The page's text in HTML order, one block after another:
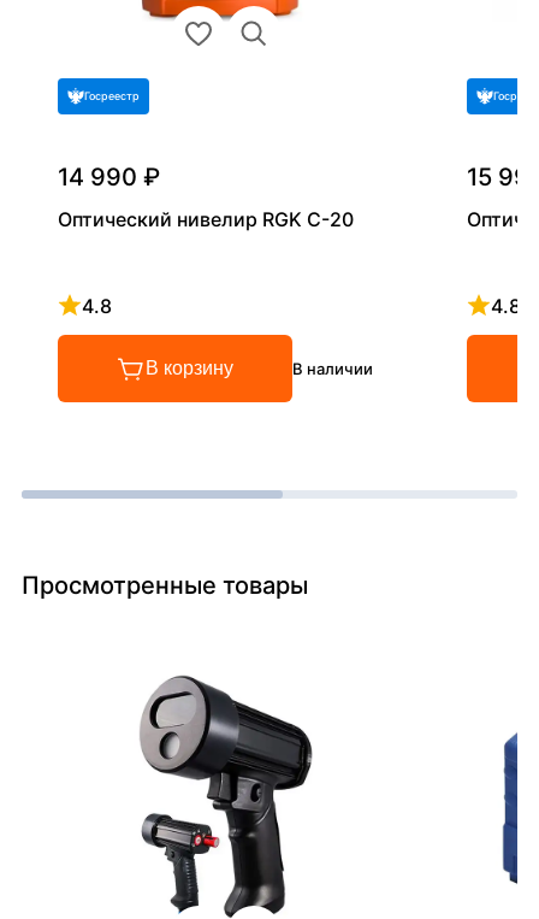
Госреестр
14 990 ₽
Оптический нивелир RGK C-20
4.8
Рейтинг 4.8 из 5
В корзину В наличии
15
4.8
Просмотренные товары